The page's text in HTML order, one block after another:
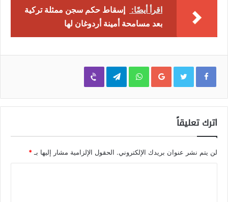
اقرأ أيضًا:
إسقاط حكم سجن ممثلة تركية
بعد مسامحة أمينة أردوغان لها
Google+
WhatsApp
Telegram
Viber
اترك تعليقاً
لن يتم نشر عنوان بريدك الإلكتروني. الحقول الإلزامية مشار إليها بـ*